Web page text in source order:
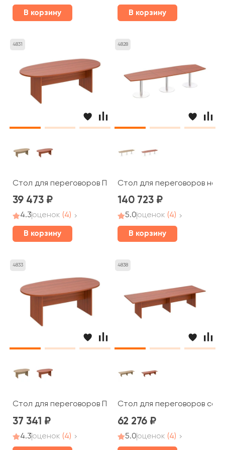
В корзину В корзину
4831
Стол для переговоров ПТ 153 Patriot
39 473
4.3оценок (4)
В корзину
4828
Стол для переговоров на
140 723
5.0оценок (4)
В корзину
4833
Стол для переговоров ПТ 136 Patriot
37 341
4.3оценок (4)
4838
Стол для переговоров
62 276
5.0оценок (4)